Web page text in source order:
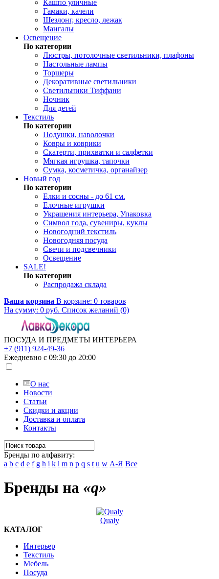
Кашпо уличные
Гамаки, качели
Шезлонг, кресло, лежак
Мангалы
Освещение
По категории
Люстры, потолочные светильники, плафоны
Настольные лампы
Торшеры
Декоративные светильники
Светильники Тиффани
Ночник
Для детей
Текстиль
По категории
Подушки, наволочки
Ковры и коврики
Скатерти, прихватки и салфетки
Мягкая игрушка, тапочки
Сумка, косметичка, органайзер
Новый год
По категории
Елки и сосны - до 61 см.
Елочные игрушки
Украшения интерьера, Упаковка
Символ года, сувениры, куклы
Новогодний текстиль
Новогодняя посуда
Свечи и подсвечники
Освещение
SALE!
По категории
Распродажа склада
Ваша корзина В корзине: 0 товаров
На сумму: 0 руб. Список желаний (0)
ПОСУДА И ПРЕДМЕТЫ ИНТЕРЬЕРА
+7 (911) 924-49-36
Ежедневно с 09:30 до 20:00
О нас
Новости
Статьи
Скидки и акции
Доставка и оплата
Контакты
Бренды по алфавиту:
a b c d e f g h i k l m n p q s t u w А-Я Все
Бренды на «q»
Qualy
КАТАЛОГ
Интерьер
Текстиль
Мебель
Посуда